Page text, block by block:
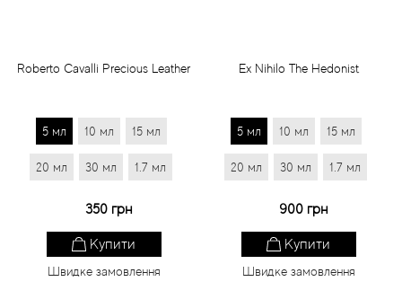
Roberto Cavalli Precious Leather
5 мл 10 мл 15 мл
20 мл 30 мл 1.7 мл
350 грн
Купити
Швидке замовлення
Ex Nihilo The Hedonist
5 мл 10 мл 15 мл
20 мл 30 мл 1.7 мл
900 грн
Купити
Швидке замовлення